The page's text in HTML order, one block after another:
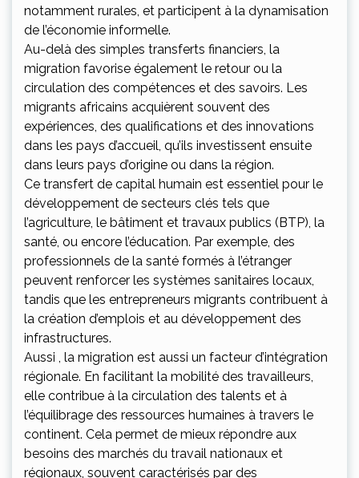
notamment rurales, et participent à la dynamisation
de l’économie informelle.
Au-delà des simples transferts financiers, la
migration favorise également le retour ou la
circulation des compétences et des savoirs. Les
migrants africains acquièrent souvent des
expériences, des qualifications et des innovations
dans les pays d’accueil, qu’ils investissent ensuite
dans leurs pays d’origine ou dans la région.
Ce transfert de capital humain est essentiel pour le
développement de secteurs clés tels que
l’agriculture, le bâtiment et travaux publics (BTP), la
santé, ou encore l’éducation. Par exemple, des
professionnels de la santé formés à l’étranger
peuvent renforcer les systèmes sanitaires locaux,
tandis que les entrepreneurs migrants contribuent à
la création d’emplois et au développement des
infrastructures.
Aussi , la migration est aussi un facteur d’intégration
régionale. En facilitant la mobilité des travailleurs,
elle contribue à la circulation des talents et à
l’équilibrage des ressources humaines à travers le
continent. Cela permet de mieux répondre aux
besoins des marchés du travail nationaux et
régionaux, souvent caractérisés par des